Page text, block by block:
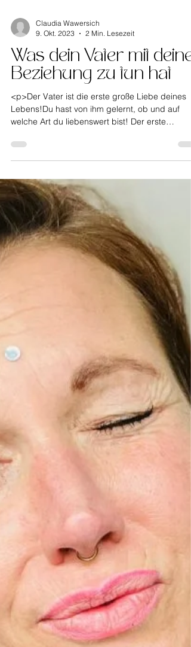
Claudia Wawersich
9. Okt. 2023
2 Min. Lesezeit
Was dein Vater mit
Beziehung zu tun hat
<p>Der Vater ist die erste große Liebe deines
welche Art du liebenswert bist! Der erste
männliche Einfluss im Leben einer Frau ist ihr
Einblicke in unsere Fähigkeit &nbsp;liefern, wie
wir Liebe und Beziehungen in der
Erwachsenenwelt&nbsp;gestalten. Sie kann uns
Hinweise [&hellip;]</p>